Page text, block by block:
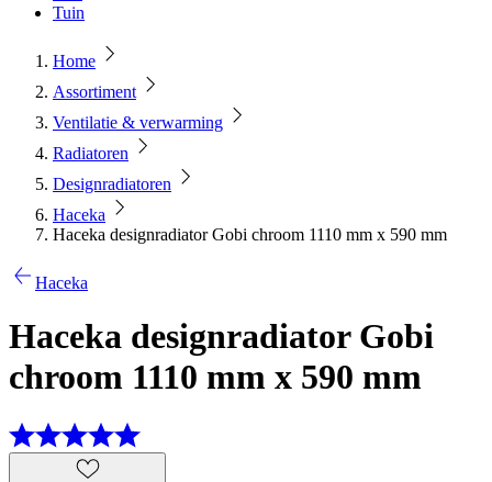
Tuin
Home
Assortiment
Ventilatie & verwarming
Radiatoren
Designradiatoren
Haceka
Haceka designradiator Gobi chroom 1110 mm x 590 mm
Haceka
Haceka designradiator Gobi
chroom 1110 mm x 590 mm